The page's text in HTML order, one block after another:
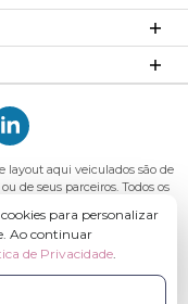
layout aqui veiculados são de
de seus parceiros. Todos os
de Confecções LTDA -
7505 - Bateias, Gaspar - SC,
para personalizar
Ao continuar
de Privacidade.